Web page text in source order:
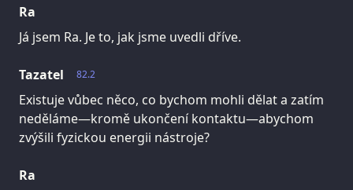
Ra
Já jsem Ra. Je to, jak jsme uvedli dříve.
82.2
Tazatel
Existuje vůbec něco, co bychom mohli dělat a zatím
neděláme—kromě ukončení kontaktu—abychom
zvýšili fyzickou energii nástroje?
Ra